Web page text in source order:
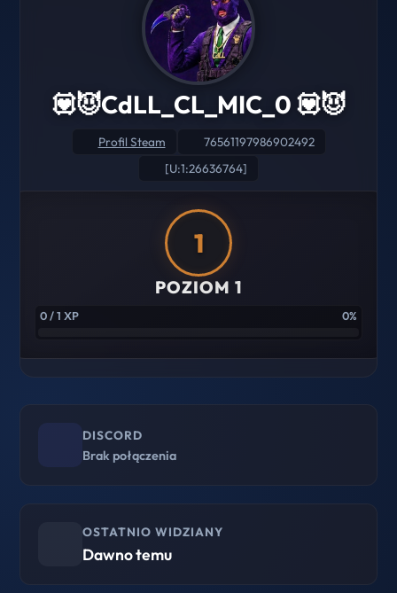
💟😈CdLL_CL_MIC_0 💟😈
Profil Steam
76561197986902492
[U:1:26636764]
1
POZIOM 1
0 / 1 XP 0%
DISCORD
Brak połączenia
OSTATNIO WIDZIANY
Dawno temu